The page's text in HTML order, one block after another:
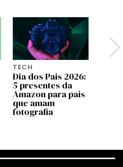
TECH
Dia dos Pais 2026:
5 presentes da
Amazon para pais
que amam
fotografia